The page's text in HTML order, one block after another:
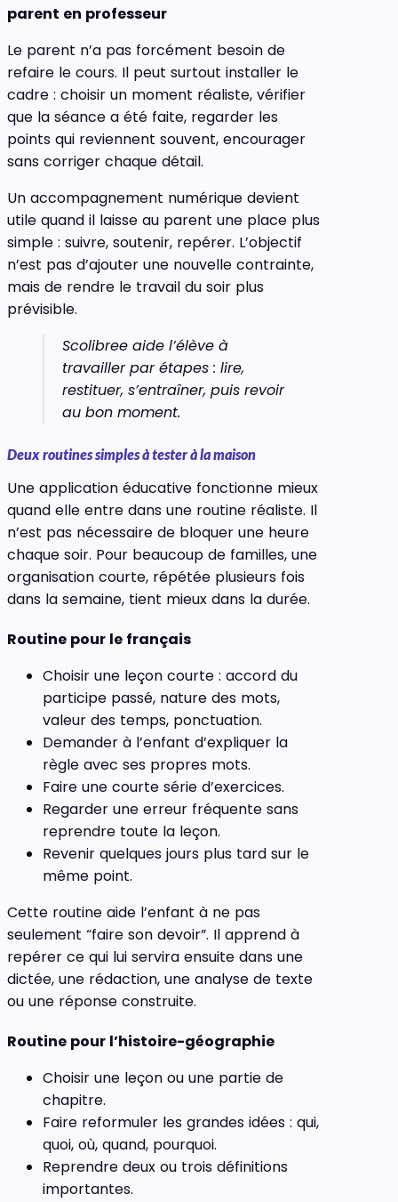
parent en professeur
Le parent n’a pas forcément besoin de
refaire le cours. Il peut surtout installer le
cadre : choisir un moment réaliste, vérifier
que la séance a été faite, regarder les
points qui reviennent souvent, encourager
sans corriger chaque détail.
Un accompagnement numérique devient
utile quand il laisse au parent une place plus
simple : suivre, soutenir, repérer. L’objectif
n’est pas d’ajouter une nouvelle contrainte,
mais de rendre le travail du soir plus
prévisible.
Scolibree aide l’élève à
travailler par étapes : lire,
restituer, s’entraîner, puis revoir
au bon moment.
Deux routines simples à tester à la maison
Une application éducative fonctionne mieux
quand elle entre dans une routine réaliste. Il
n’est pas nécessaire de bloquer une heure
chaque soir. Pour beaucoup de familles, une
organisation courte, répétée plusieurs fois
dans la semaine, tient mieux dans la durée.
Routine pour le français
Choisir une leçon courte : accord du
participe passé, nature des mots,
valeur des temps, ponctuation.
Demander à l’enfant d’expliquer la
règle avec ses propres mots.
Faire une courte série d’exercices.
Regarder une erreur fréquente sans
reprendre toute la leçon.
Revenir quelques jours plus tard sur le
même point.
Cette routine aide l’enfant à ne pas
seulement “faire son devoir”. Il apprend à
repérer ce qui lui servira ensuite dans une
dictée, une rédaction, une analyse de texte
ou une réponse construite.
Routine pour l’histoire-géographie
Choisir une leçon ou une partie de
chapitre.
Faire reformuler les grandes idées : qui,
quoi, où, quand, pourquoi.
Reprendre deux ou trois définitions
importantes.